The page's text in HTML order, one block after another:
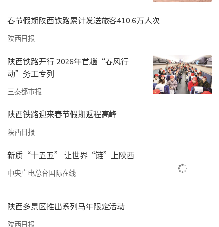
春节假期陕西铁路累计发送旅客410.6万人次
陕西日报
陕西铁路开行 2026年首趟“春风行
动”务工专列
三秦都市报
陕西铁路迎来春节假期返程高峰
陕西日报
新质“十五五” 让世界“链”上陕西
中央广电总台国际在线
陕西多景区推出系列马年限定活动
陕西日报